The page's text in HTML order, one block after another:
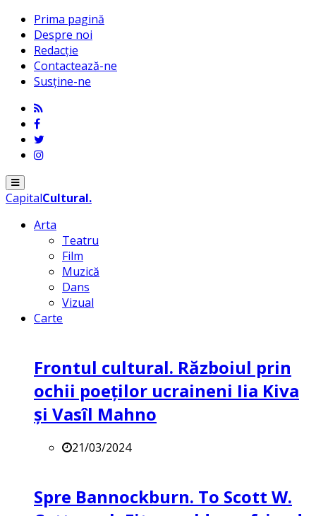
Prima pagină
Despre noi
Redacție
Contactează-ne
Susține-ne
Menu
CapitalCultural.
Arta
Teatru
Film
Muzică
Dans
Vizual
Carte
Frontul cultural. Războiul prin
ochii poeților ucraineni Iia Kiva
și Vasîl Mahno
21/03/2024
Spre Bannockburn. To Scott W.